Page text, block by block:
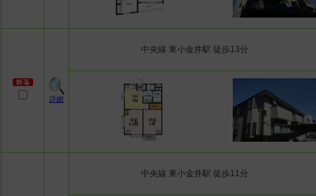
詳細
中央線 東小金井駅 徒歩13分
中央線 東小金井駅 徒歩11分